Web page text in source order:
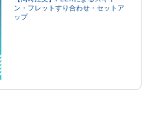
ン・フレットすり合わせ・セットア
ップ